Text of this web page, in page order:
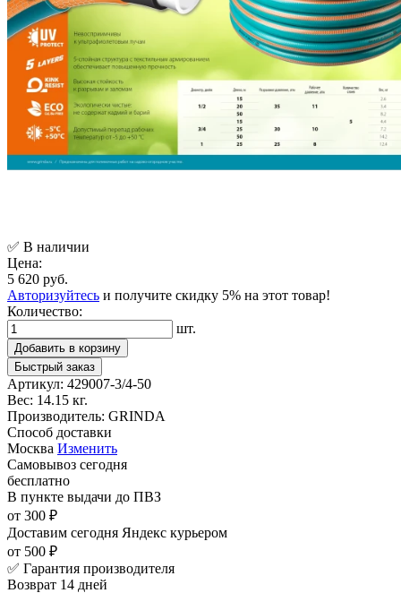
✅ В наличии
Цена:
5 620 руб.
Авторизуйтесь и получите скидку 5% на этот товар!
Количество:
шт.
Добавить в корзину
Быстрый заказ
Артикул: 429007-3/4-50
Вес: 14.15 кг.
Производитель: GRINDA
Способ доставки
Москва Изменить
Самовывоз сегодня
бесплатно
В пункте выдачи до ПВЗ
от 300 ₽
Доставим сегодня Яндекс курьером
от 500 ₽
✅ Гарантия производителя
Возврат 14 дней